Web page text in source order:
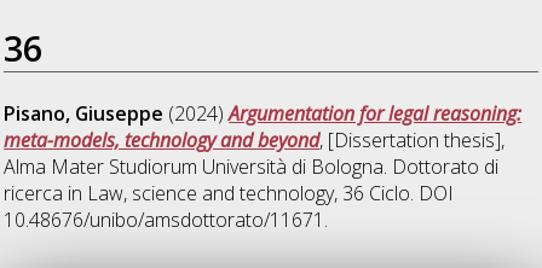
36
Pisano, Giuseppe (2024)Argumentation for legal reasoning:
meta-models, technology and beyond, [Dissertation thesis],
Alma Mater Studiorum Università di Bologna. Dottorato di
ricerca in Law, science and technology, 36 Ciclo. DOI
10.48676/unibo/amsdottorato/11671.